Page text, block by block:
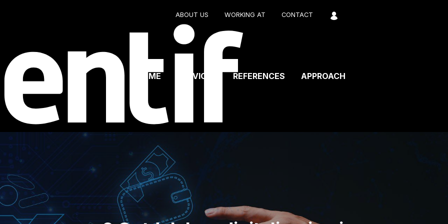
ABOUT US WORKING AT CONTACT
HOME SERVICES REFERENCES APPROACH